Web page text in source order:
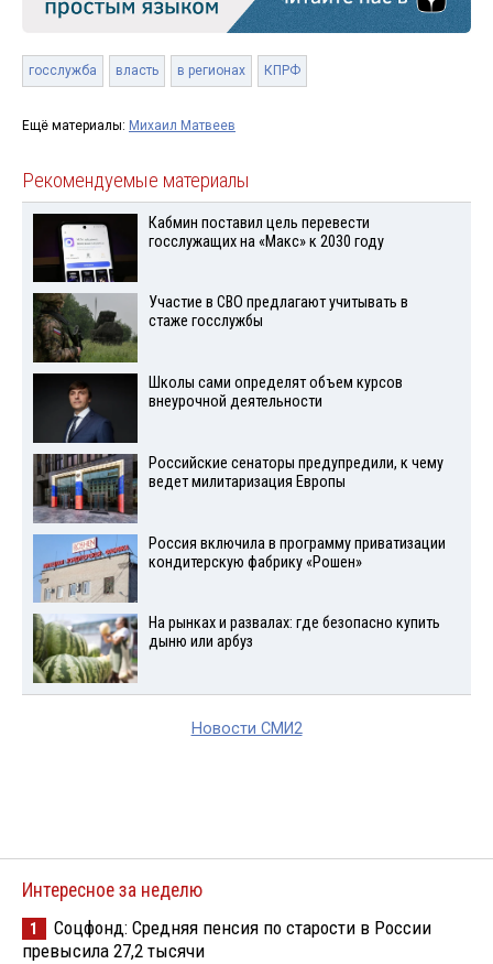
госслужба власть в регионах КПРФ
Ещё материалы: Михаил Матвеев
Рекомендуемые материалы
Кабмин поставил цель перевести
госслужащих на «Макс» к 2030 году
Участие в СВО предлагают учитывать в
стаже госслужбы
Школы сами определят объем курсов
внеурочной деятельности
Российские сенаторы предупредили, к чему
ведет милитаризация Европы
Россия включила в программу приватизации
кондитерскую фабрику «Рошен»
На рынках и развалах: где безопасно купить
дыню или арбуз
Новости СМИ2
Интересное за неделю
1
Соцфонд: Средняя пенсия по старости в России
превысила 27,2 тысячи